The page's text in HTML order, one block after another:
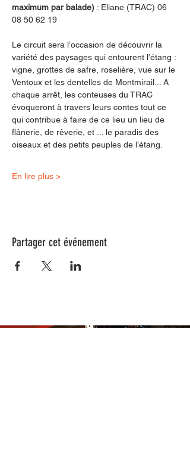
maximum par balade) : Eliane (TRAC) 06
08 50 62 19
Le circuit sera l’occasion de découvrir la
variété des paysages qui entourent l’étang :
vigne, grottes de safre, roselière, vue sur le
Ventoux et les dentelles de Montmirail... A
chaque arrêt, les conteuses du TRAC
évoqueront à travers leurs contes tout ce
qui contribue à faire de ce lieu un lieu de
flânerie, de rêverie, et ... le paradis des
oiseaux et des petits peuples de l’étang.
En lire plus >
Partager cet événement